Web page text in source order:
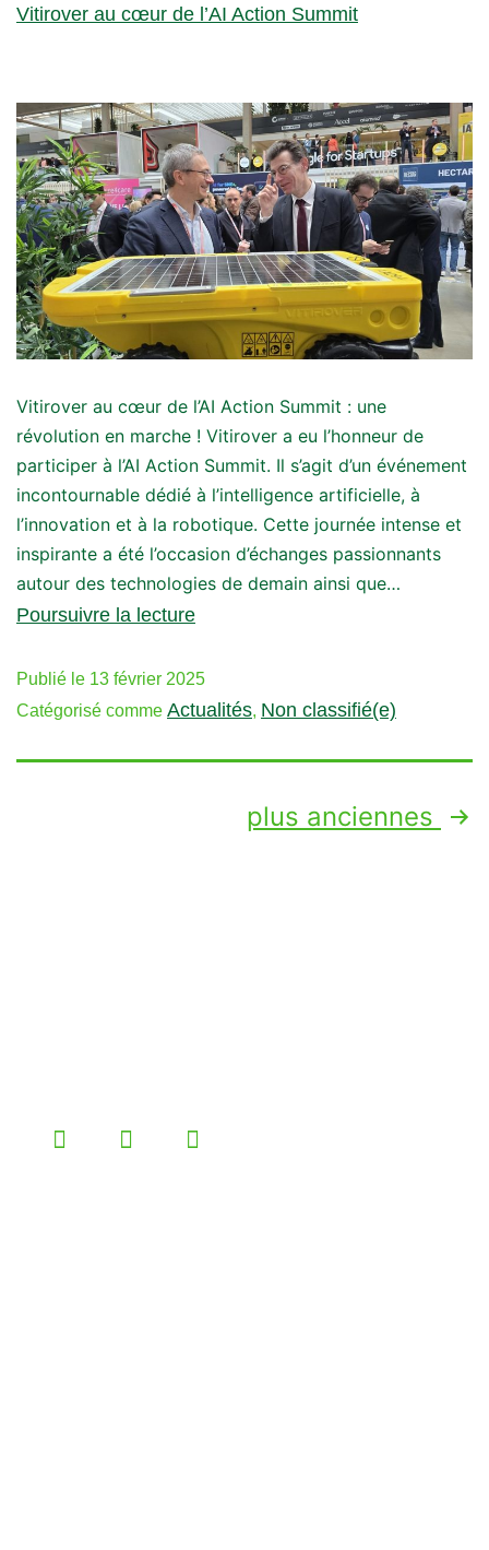
Vitirover au cœur de l’AI Action Summit
Vitirover au cœur de l’AI Action Summit : une
révolution en marche ! Vitirover a eu l’honneur de
participer à l’AI Action Summit. Il s’agit d’un événement
incontournable dédié à l’intelligence artificielle, à
l’innovation et à la robotique. Cette journée intense et
inspirante a été l’occasion d’échanges passionnants
autour des technologies de demain ainsi que…
Poursuivre la lecture
Publié le 13 février 2025
Catégorisé comme Actualités, Non classifié(e)
plus anciennes